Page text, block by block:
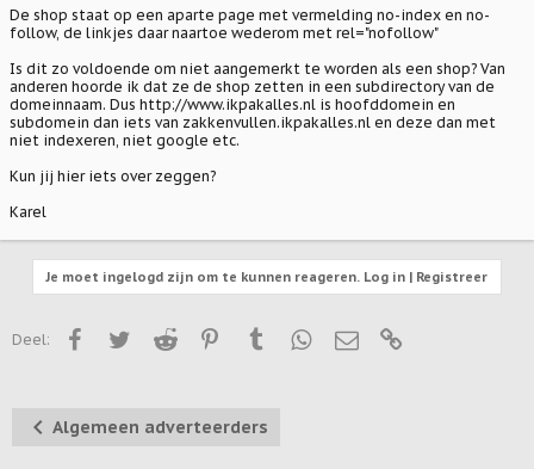
De shop staat op een aparte page met vermelding no-index en no-
follow, de linkjes daar naartoe wederom met rel="nofollow"
Is dit zo voldoende om niet aangemerkt te worden als een shop? Van
anderen hoorde ik dat ze de shop zetten in een subdirectory van de
domeinnaam. Dus http://www.ikpakalles.nl is hoofddomein en
subdomein dan iets van zakkenvullen.ikpakalles.nl en deze dan met
niet indexeren, niet google etc.
Kun jij hier iets over zeggen?
Karel
Je moet ingelogd zijn om te kunnen reageren. Log in | Registreer
Deel: FacebookTwitterReddit PinterestTumblrWhatsApp
E-mail
Algemeen adverteerders